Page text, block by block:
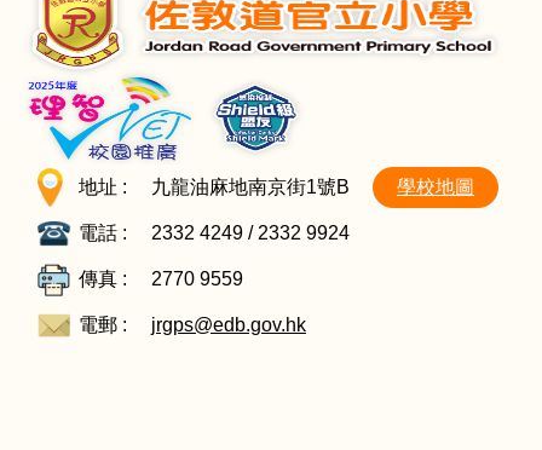
地址 : 九龍油麻地南京街1號B 學校地圖
電話 : 2332 4249 / 2332 9924
傳真 : 2770 9559
電郵 : jrgps@edb.gov.hk